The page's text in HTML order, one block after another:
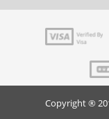
Copyright ®